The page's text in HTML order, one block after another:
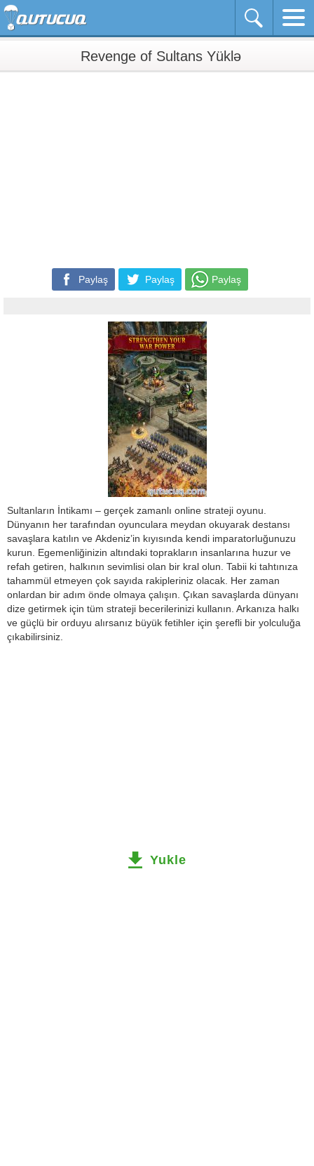
Revenge of Sultans Yüklə
Paylaş Paylaş Paylaş
Sultanların İntikamı – gerçek zamanlı online strateji oyunu.
Dünyanın her tarafından oyunculara meydan okuyarak destansı
savaşlara katılın ve Akdeniz’in kıyısında kendi imparatorluğunuzu
kurun. Egemenliğinizin altındaki toprakların insanlarına huzur ve
refah getiren, halkının sevimlisi olan bir kral olun. Tabii ki tahtınıza
tahammül etmeyen çok sayıda rakipleriniz olacak. Her zaman
onlardan bir adım önde olmaya çalışın. Çıkan savaşlarda dünyanı
dize getirmek için tüm strateji becerilerinizi kullanın. Arkanıza halkı
ve güçlü bir orduyu alırsanız büyük fetihler için şerefli bir yolculuğa
çıkabilirsiniz.
Yukle